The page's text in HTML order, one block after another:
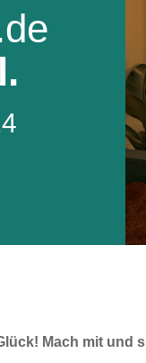
Sideboard
Möbel
Sideboard aus Massivholz
Mach mit und